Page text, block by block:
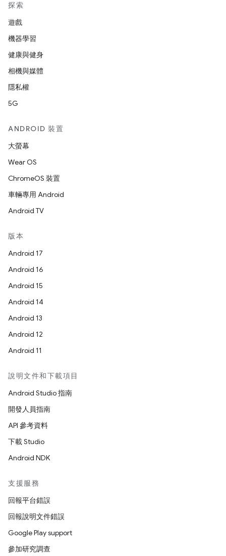
探索
遊戲
機器學習
健康與健身
相機與媒體
隱私權
5G
ANDROID 裝置
大螢幕
Wear OS
ChromeOS 裝置
車輛專用 Android
Android TV
版本
Android 17
Android 16
Android 15
Android 14
Android 13
Android 12
Android 11
說明文件和下載項目
Android Studio 指南
開發人員指南
API 參考資料
下載 Studio
Android NDK
支援服務
回報平台錯誤
回報說明文件錯誤
Google Play support
參加研究調查